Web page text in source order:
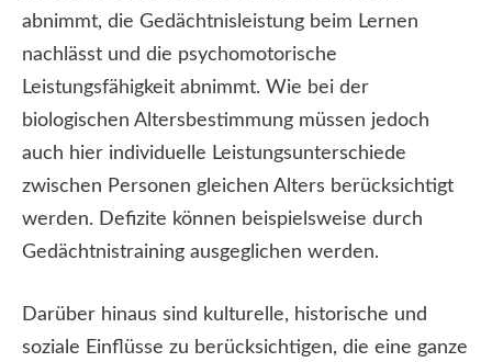
abnimmt, die Gedächtnisleistung beim Lernen
nachlässt und die psychomotorische
Leistungsfähigkeit abnimmt. Wie bei der
biologischen Altersbestimmung müssen jedoch
auch hier individuelle Leistungsunterschiede
zwischen Personen gleichen Alters berücksichtigt
werden. Defizite können beispielsweise durch
Gedächtnistraining ausgeglichen werden.
Darüber hinaus sind kulturelle, historische und
soziale Einflüsse zu berücksichtigen, die eine ganze